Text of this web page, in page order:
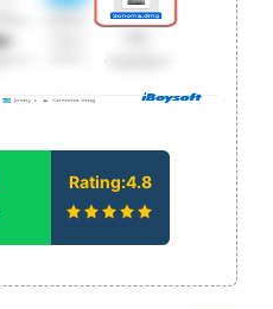
Rating:4.8